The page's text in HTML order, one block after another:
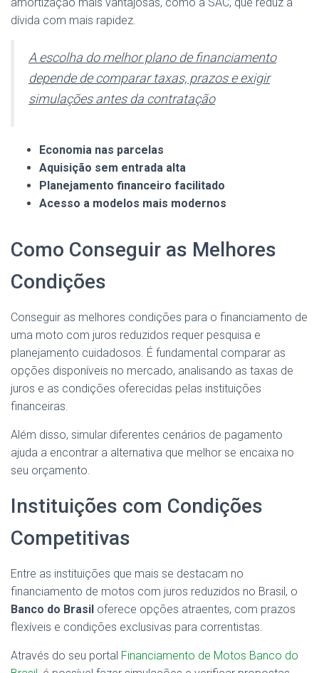
dívida com mais rapidez.
A escolha do melhor plano de financiamento
depende de comparar taxas, prazos e exigir
simulações antes da contratação
Economia nas parcelas
Aquisição sem entrada alta
Planejamento financeiro facilitado
Acesso a modelos mais modernos
Como Conseguir as Melhores
Condições
Conseguir as melhores condições para o financiamento de
uma moto com juros reduzidos requer pesquisa e
planejamento cuidadosos. É fundamental comparar as
opções disponíveis no mercado, analisando as taxas de
juros e as condições oferecidas pelas instituições
financeiras.
Além disso, simular diferentes cenários de pagamento
ajuda a encontrar a alternativa que melhor se encaixa no
seu orçamento.
Instituições com Condições
Competitivas
Entre as instituições que mais se destacam no
financiamento de motos com juros reduzidos no Brasil, o
Banco do Brasil oferece opções atraentes, com prazos
flexíveis e condições exclusivas para correntistas.
Através do seu portal Financiamento de Motos Banco do